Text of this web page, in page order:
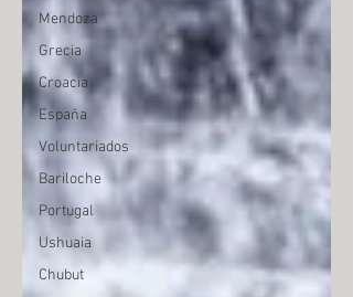
Mendoza
Grecia
Croacia
España
Voluntariados
Bariloche
Portugal
Ushuaia
Chubut